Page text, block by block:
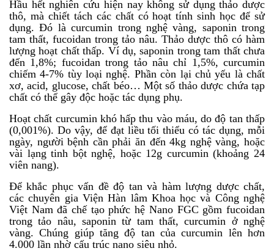
Hầu hết nghiên cứu hiện nay không sử dụng thảo dược
thô, mà chiết tách các chất có hoạt tính sinh học để sử
dụng. Đó là curcumin trong nghệ vàng, saponin trong
tam thất, fucoidan trong tảo nâu. Thảo dược thô có hàm
lượng hoạt chất thấp. Ví dụ, saponin trong tam thất chưa
đến 1,8%; fucoidan trong tảo nâu chỉ 1,5%, curcumin
chiếm 4-7% tùy loại nghệ. Phần còn lại chủ yếu là chất
xơ, acid, glucose, chất béo… Một số thảo dược chứa tạp
chất có thể gây độc hoặc tác dụng phụ.
Hoạt chất curcumin khó hấp thu vào máu, do độ tan thấp
(0,001%). Do vậy, để đạt liều tối thiểu có tác dụng, mỗi
ngày, người bệnh cần phải ăn đến 4kg nghệ vàng, hoặc
vài lạng tinh bột nghệ, hoặc 12g curcumin (khoảng 24
viên nang).
Để khắc phục vấn đề độ tan và hàm lượng dược chất,
các chuyên gia Viện Hàn lâm Khoa học và Công nghệ
Việt Nam đã chế tạo phức hệ Nano FGC gồm fucoidan
trong tảo nâu, saponin từ tam thất, curcumin ở nghệ
vàng. Chúng giúp tăng độ tan của curcumin lên hơn
4.000 lần nhờ cấu trúc nano siêu nhỏ.